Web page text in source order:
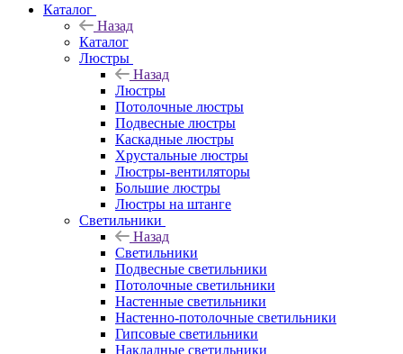
Каталог
Назад
Каталог
Люстры
Назад
Люстры
Потолочные люстры
Подвесные люстры
Каскадные люстры
Хрустальные люстры
Люстры-вентиляторы
Большие люстры
Люстры на штанге
Светильники
Назад
Светильники
Подвесные светильники
Потолочные светильники
Настенные светильники
Настенно-потолочные светильники
Гипсовые светильники
Накладные светильники